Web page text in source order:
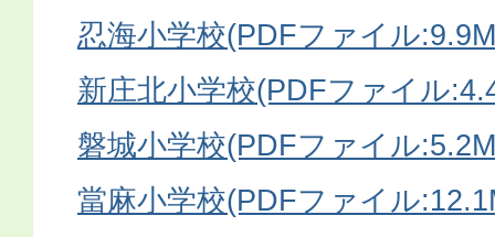
忍海小学校(PDFファイル
新庄北小学校(PDFファイル
磐城小学校(PDFファイル
當麻小学校(PDFファイル